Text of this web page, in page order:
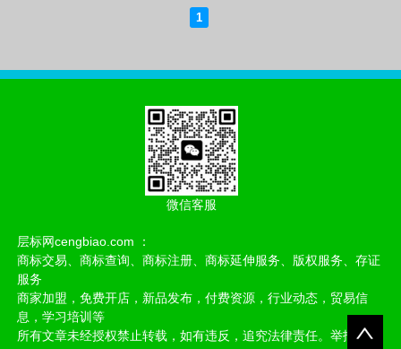
1
微信客服
层标网cengbiao.com ：
商标交易、商标查询、商标注册、商标延伸服务、版权服务、存证
服务
商家加盟，免费开店，新品发布，付费资源，行业动态，贸易信
息，学习培训等
所有文章未经授权禁止转载，如有违反，追究法律责任。举报邮